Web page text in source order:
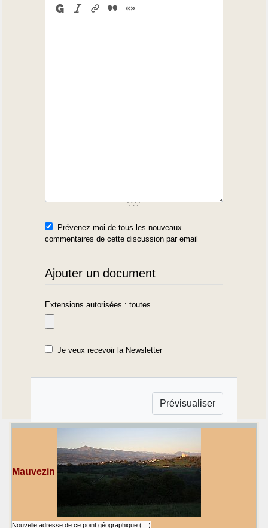
Prévenez-moi de tous les nouveaux
commentaires de cette discussion par email
Ajouter un document
Extensions autorisées : toutes
Je veux recevoir la Newsletter
Mauvezin
Nouvelle adresse de ce point géographique (…)